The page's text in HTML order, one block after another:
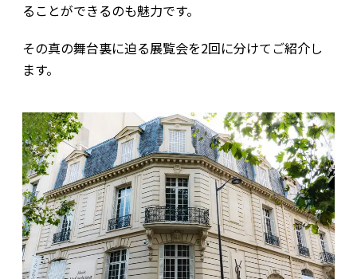
ることができるのも魅力です。
その真の舞台裏に迫る展覧会を2回に分けてご紹介し
ます。